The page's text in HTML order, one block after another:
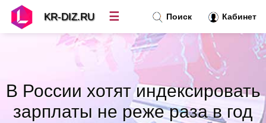
В России хотят индексировать
зарплаты не реже раза в год
Поиск Кабинет
KR-DIZ.RU ☰
Топ новостей